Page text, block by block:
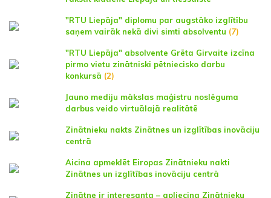
"RTU Liepāja" diplomu par augstāko izglītību
saņem vairāk nekā divi simti absolventu (7)
"RTU Liepāja" absolvente Grēta Girvaite izcīna
pirmo vietu zinātniski pētniecisko darbu
konkursā (2)
Jauno mediju mākslas maģistru noslēguma
darbus veido virtuālajā realitātē
Zinātnieku nakts Zinātnes un izglītības inovāciju
centrā
Aicina apmeklēt Eiropas Zinātnieku nakti
Zinātnes un izglītības inovāciju centrā
Zinātne ir interesanta – apliecina Zinātnieku